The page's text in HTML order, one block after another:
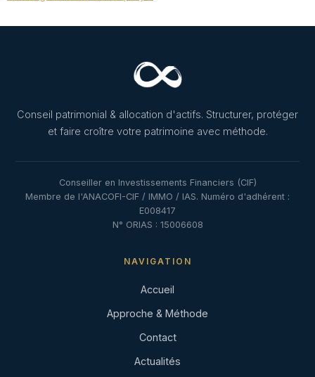
Conseil patrimonial & allocation d'actifs. Structurer, protéger
et faire croître votre patrimoine avec méthode.
Conseiller en Investissements Financiers (CIF)
Membre de l'ANACOFI-CIF / IMMO / IAS. Numéro d'adhérent :
E008417
N° ORIAS : 15006608
NAVIGATION
Accueil
Approche & Méthode
Contact
Actualités